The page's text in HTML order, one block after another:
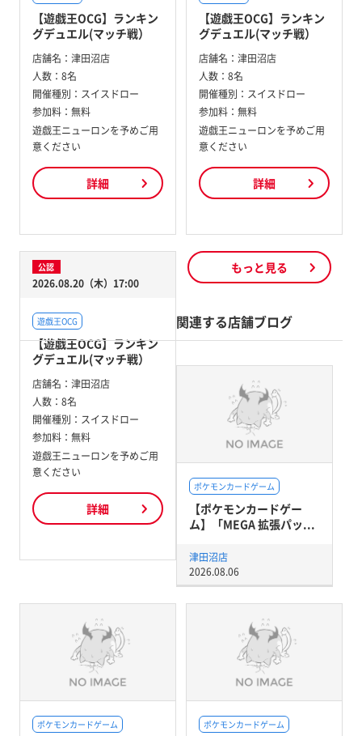
【遊戯王OCG】ランキン
グデュエル(マッチ戦）
店舗名： 津田沼店
人数： 8名
開催種別： スイスドロー
参加料： 無料
遊戯王ニューロンを予めご用
意ください
詳細
【遊戯王OCG】ランキン
グデュエル(マッチ戦）
店舗名： 津田沼店
人数： 8名
開催種別： スイスドロー
参加料： 無料
遊戯王ニューロンを予めご用
意ください
詳細
公認
2026.08.20（木）17:00
遊戯王OCG
【遊戯王OCG】ランキン
グデュエル(マッチ戦）
店舗名： 津田沼店
人数： 8名
開催種別： スイスドロー
参加料： 無料
遊戯王ニューロンを予めご用
意ください
詳細
もっと見る
関連する店舗ブログ
ポケモンカードゲーム
【ポケモンカードゲー
ム】「MEGA 拡張パッ...
津田沼店
2026.08.06
ポケモンカードゲーム
ポケモンカードゲーム